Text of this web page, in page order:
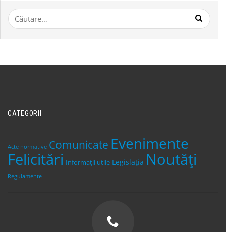
Caută
după:
CATEGORII
Acte normative Comunicate Evenimente
Felicitări Informații utile Legislaţia Noutăți
Regulamente